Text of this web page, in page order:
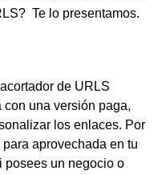
Te lo presentamos.
de URLS
una versión paga,
los enlaces. Por
aprovechada en tu
posees un negocio o